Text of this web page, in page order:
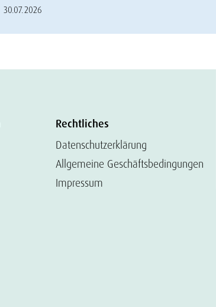
30.07.2026
Rechtliches
Datenschutzerklärung
Allgemeine Geschäftsbedingungen
Impressum